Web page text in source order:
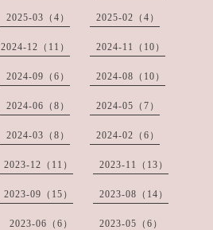
2025-03（4） 2025-02（4）
2024-12（11） 2024-11（10）
2024-09（6） 2024-08（10）
2024-06（8） 2024-05（7）
2024-03（8） 2024-02（6）
2023-12（11） 2023-11（13）
2023-09（15） 2023-08（14）
2023-06（6） 2023-05（6）